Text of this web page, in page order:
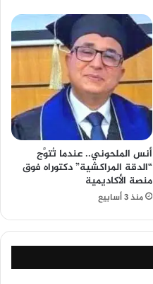
أنس الملحوني.. عندما تُتوَّج
“الدقة المراكشية” دكتوراه فوق
منصة الأكاديمية
منذ 3 أسابيع